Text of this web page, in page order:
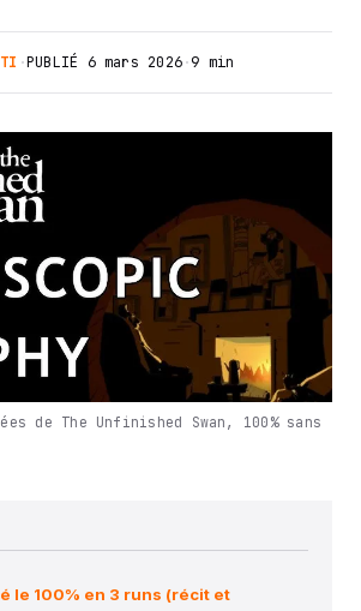
·PUBLIÉ 6 mars 2026·9 min
de The Unfinished Swan, 100% sans
le 100% en 3 runs (récit et